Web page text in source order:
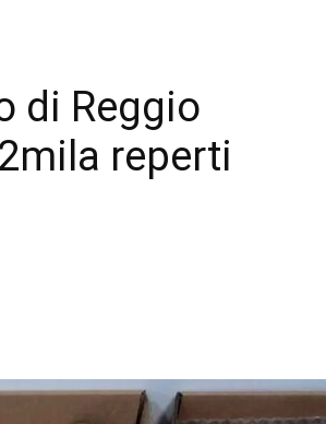
di Reggio
reperti